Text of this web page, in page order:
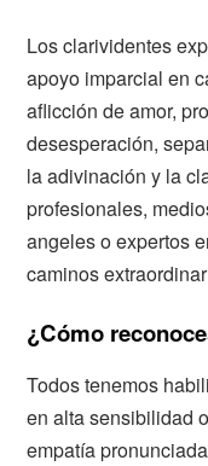
Los clarividentes
apoyo imparcial en
aflicción de amor,
desesperación,
la adivinación y la
profesionales,
angeles o expertos
caminos
¿Cómo
Todos tenemos
en alta sensibilidad
empatía